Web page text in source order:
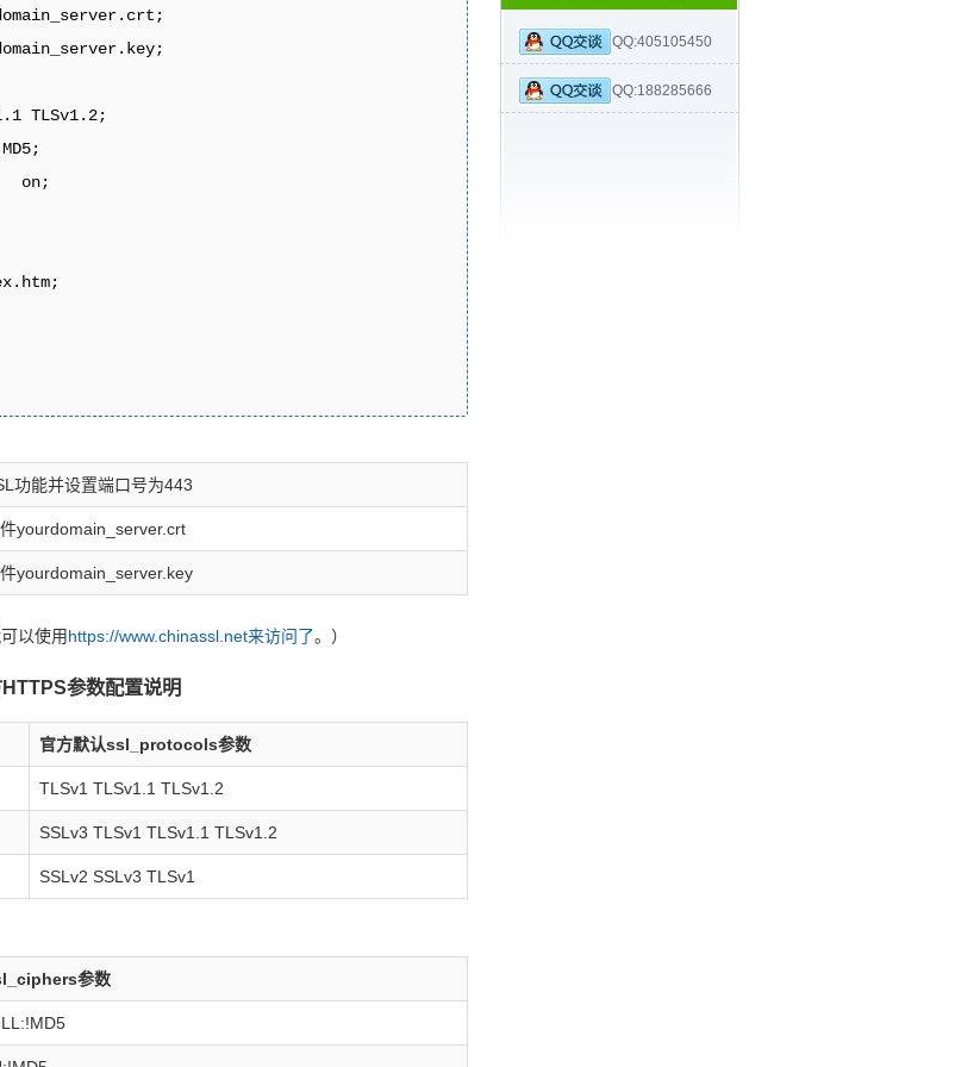
TLSv1.2;
on;
功能并设置端口号为443
yourdomain_server.crt
yourdomain_server.key
以使用https://www.chinassl.net来访问了。）
参数配置说明
官方默认ssl_protocols参数
TLSv1 TLSv1.1 TLSv1.2
SSLv3 TLSv1 TLSv1.1 TLSv1.2
SSLv2 SSLv3 TLSv1
参数
QQ:405105450
QQ:188285666